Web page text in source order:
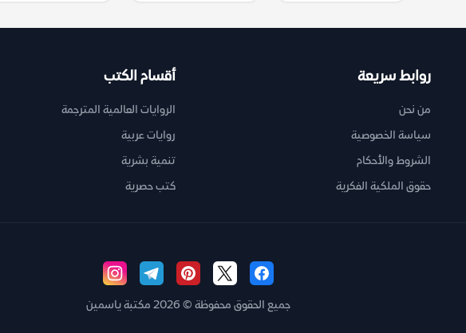
روابط سريعة
من نحن
سياسة الخصوصية
الشروط والأحكام
حقوق الملكية الفكرية
أقسام الكتب
الروايات العالمية المترجمة
روايات عربية
تنمية بشرية
كتب حصرية
جميع الحقوق محفوظة © 2026 مكتبة ياسمين